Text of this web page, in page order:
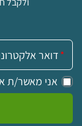
אימייל:
אני מאשר/ת